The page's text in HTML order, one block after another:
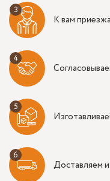
К вам
Доставляем